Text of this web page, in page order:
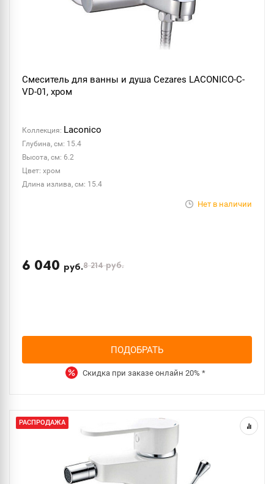
Смеситель для ванны и душа Cezares LACONICO-C-
VD-01, хром
Коллекция: Laconico
Глубина, см: 15.4
Высота, см: 6.2
Цвет: хром
Длина излива, см: 15.4
Нет в наличии
6 040 руб.8 214руб.
ПОДОБРАТЬ
Скидка при заказе онлайн 20% *
РАСПРОДАЖА